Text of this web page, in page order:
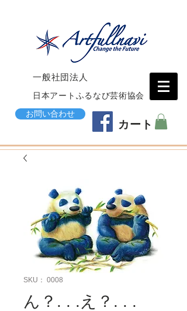
日本アートふるなび芸術協会
一般社団法人
お問い合わせ
カート
SKU： 0008
ん？. . .え？. . .